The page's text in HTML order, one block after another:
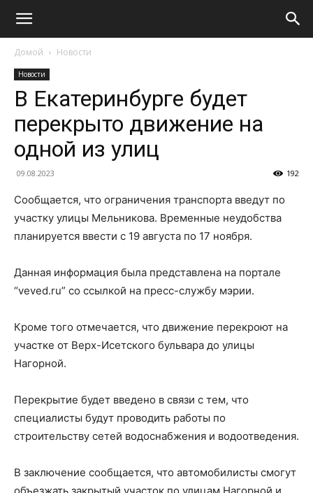
Домой Новости
Новости
В Екатеринбурге будет
перекрыто движение на
одной из улиц
09.08.2023 192
Сообщается, что ограничения транспорта введут по
участку улицы Мельникова. Временные неудобства
планируется ввести с 19 августа по 17 ноября.
Данная информация была представлена на портале
“veved.ru” со ссылкой на пресс-службу мэрии.
Кроме того отмечается, что движение перекроют на
участке от Верх-Исетского бульвара до улицы
Нагорной.
Перекрытие будет введено в связи с тем, что
специалисты будут проводить работы по
строительству сетей водоснабжения и водоотведения.
В заключение сообщается, что автомобилисты смогут